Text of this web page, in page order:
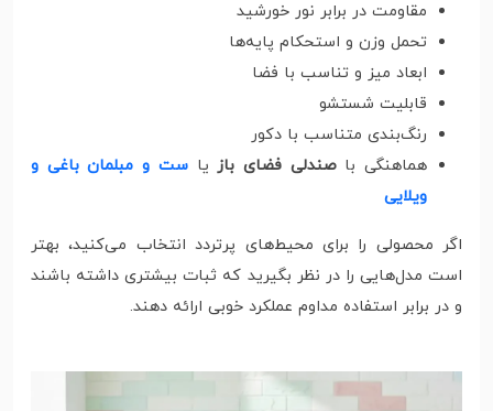
مقاومت در برابر نور خورشید
تحمل وزن و استحکام پایه‌ها
ابعاد میز و تناسب با فضا
قابلیت شستشو
رنگ‌بندی متناسب با دکور
هماهنگی باصندلی فضای بازیاست و مبلمان باغی و
ویلایی
اگر محصولی را برای محیط‌های پرتردد انتخاب می‌کنید، بهتر
است مدل‌هایی را در نظر بگیرید که ثبات بیشتری داشته باشند
و در برابر استفاده مداوم عملکرد خوبی ارائه دهند.